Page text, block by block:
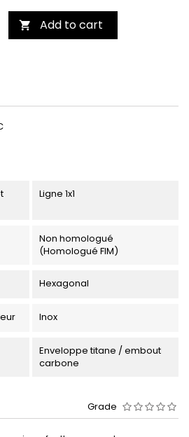
 Add to cart
Ligne 1x1
Non homologué
(Homologué FIM)
Hexagonal
Inox
Enveloppe titane / embout
carbone
Grade